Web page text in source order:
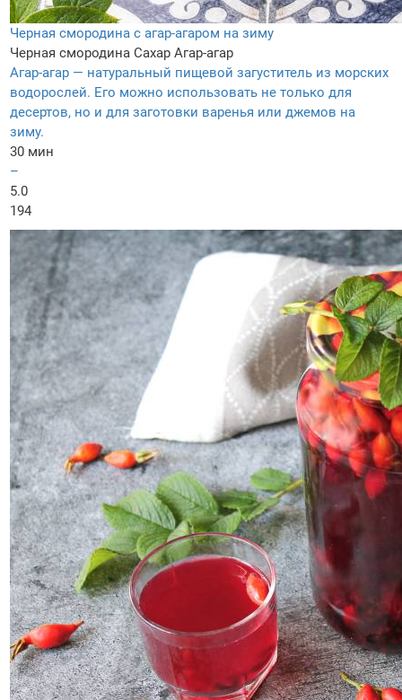
Черная смородина с агар-агаром на зиму
Черная смородина Сахар Агар-агар
Агар-агар — натуральный пищевой загуститель из морских
водорослей. Его можно использовать не только для
десертов, но и для заготовки варенья или джемов на
зиму.
30 мин
–
5.0
194